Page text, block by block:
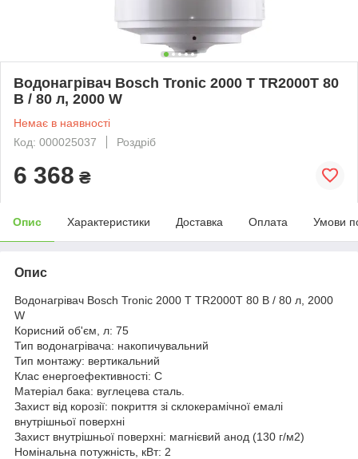
Водонагрівач Bosch Tronic 2000 T TR2000T 80
B / 80 л, 2000 W
Немає в наявності
Код: 000025037
Роздріб
6 368 ₴
Опис Характеристики Доставка Оплата Умови
Опис
Водонагрівач Bosch Tronic 2000 T TR2000T 80 B / 80 л, 2000
W
Корисний об'єм, л: 75
Тип водонагрівача: накопичувальний
Тип монтажу: вертикальний
Клас енергоефективності: С
Матеріал бака: вуглецева сталь.
Захист від корозії: покриття зі склокерамічної емалі
внутрішньої поверхні
Захист внутрішньої поверхні: магнієвий анод (130 г/м2)
Номінальна потужність, кВт: 2